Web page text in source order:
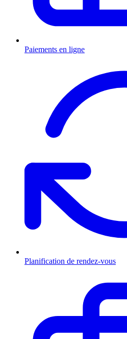
Paiements en ligne
Planification de rendez-vous